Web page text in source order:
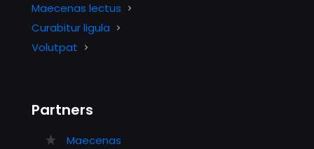
Maecenas lectus
Curabitur ligula
Volutpat
Partners
Maecenas